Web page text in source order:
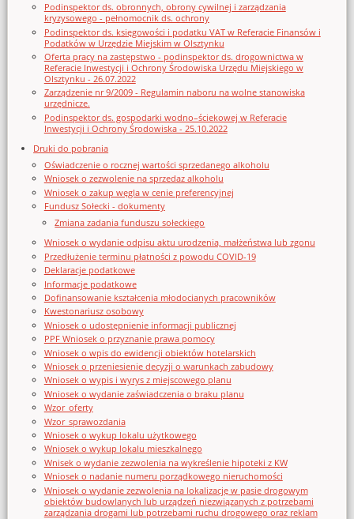
Podinspektor ds. obronnych, obrony cywilnej i zarządzania
kryzysowego - pełnomocnik ds. ochrony
Podinspektor ds. księgowości i podatku VAT w Referacie Finansów i
Podatków w Urzędzie Miejskim w Olsztynku
Oferta pracy na zastępstwo - podinspektor ds. drogownictwa w
Referacie Inwestycji i Ochrony Środowiska Urzędu Miejskiego w
Olsztynku - 26.07.2022
Zarządzenie nr 9/2009 - Regulamin naboru na wolne stanowiska
urzędnicze.
Podinspektor ds. gospodarki wodno–ściekowej w Referacie
Inwestycji i Ochrony Środowiska - 25.10.2022
Druki do pobrania
Oświadczenie o rocznej wartości sprzedanego alkoholu
Wniosek o zezwolenie na sprzedaz alkoholu
Wniosek o zakup węgla w cenie preferencyjnej
Fundusz Sołecki - dokumenty
Zmiana zadania funduszu sołeckiego
Wniosek o wydanie odpisu aktu urodzenia, małżeństwa lub zgonu
Przedłużenie terminu płatności z powodu COVID-19
Deklaracje podatkowe
Informacje podatkowe
Dofinansowanie kształcenia młodocianych pracowników
Kwestonariusz osobowy
Wniosek o udostępnienie informacji publicznej
PPF Wniosek o przyznanie prawa pomocy
Wniosek o wpis do ewidencji obiektów hotelarskich
Wniosek o przeniesienie decyzji o warunkach zabudowy
Wniosek o wypis i wyrys z miejscowego planu
Wniosek o wydanie zaświadczenia o braku planu
Wzor_oferty
Wzor_sprawozdania
Wniosek o wykup lokalu użytkowego
Wniosek o wykup lokalu mieszkalnego
Wnisek o wydanie zezwolenia na wykreślenie hipoteki z KW
Wniosek o nadanie numeru porządkowego nieruchomości
Wniosek o wydanie zezwolenia na lokalizację w pasie drogowym
obiektów budowlanych lub urządzeń niezwiązanych z potrzebami
zarządzania drogami lub potrzebami ruchu drogowego oraz reklam